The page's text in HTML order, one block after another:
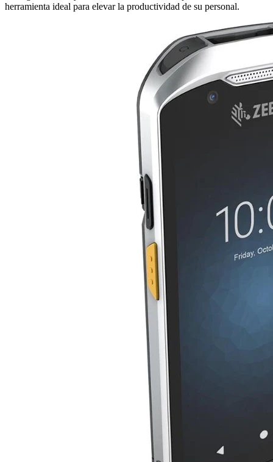
herramienta ideal para elevar la productividad de su personal.